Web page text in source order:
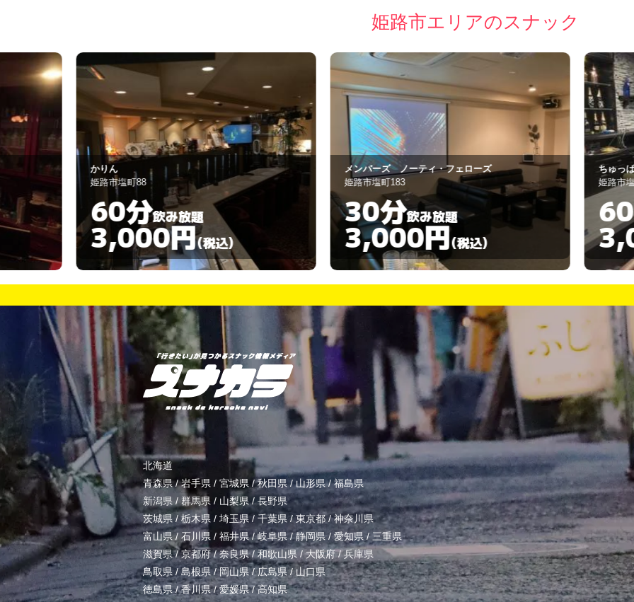
姫路市エリアのスナック
メンバーズ ノーティ・フェローズ
姫路市塩町183
30分飲み放題
3,000円(税込)
ちゅっぱちゃっぷす
姫路市塩町171
60分飲み放題
3,000円(税込)
北海道
青森県/岩手県 / 宮城県 /秋田県 /山形県/福島県
新潟県 / 群馬県 / 山梨県/長野県
茨城県 / 栃木県 / 埼玉県/ 千葉県 /東京都/神奈川県
富山県/ 石川県 / 福井県/岐阜県/静岡県/ 愛知県 / 三重県
滋賀県/京都府/奈良県/和歌山県 /大阪府/兵庫県
鳥取県/島根県/岡山県/広島県/山口県
徳島県/香川県/愛媛県/高知県